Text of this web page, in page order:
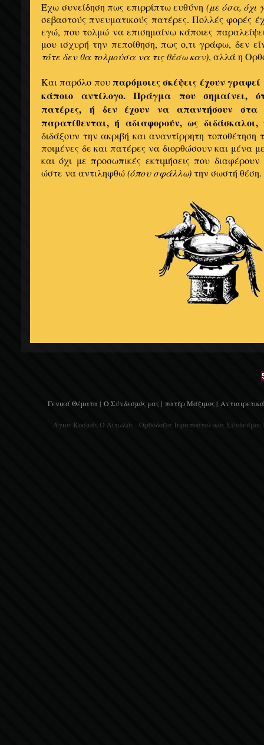
Έχω συνείδηση πως επιρρίπτω ευθύνη (με όσα, όχι
σεβαστούς πνευματικούς πατέρες. Πολλές φορές
εγώ, που τολμώ να επισημαίνω κάποιες
μου ισχυρή την πεποίθηση, πως ο,τι γράφω, δεν
τότε δεν θα τολμούσα να τις θέσω καν), αλλά η
Και παρόλο πουπαρόμοιες σκέψεις έχουν γραφεί
κάποιο αντίλογο. Πράγμα που σημαίνει,
πατέρες, ή δεν έχουν να απαντήσουν στα
παρατίθενται, ή αδιαφορούν, ως διδάσκαλοι,
διδάξουν την ακριβή και αναντίρρητη τοποθέτηση
ποιμένες δε και πατέρες να διορθώσουν και μένα
και όχι με προσωπικές εκτιμήσεις που
ώστε να αντιληφθώ(όπου σφάλλω)την σωστή θέση.
Γενικά Θέματα | Ο Σύνδεσμός μας | πατήρ Μάξιμος |
Άγιος Κοσμάς Ο Αιτωλός - Ορθόδοξος Ιεραποστολικός